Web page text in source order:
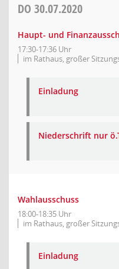
DO 30.07.2020
Haupt- und
17:30-17:36 Uhr
im Rathaus, großer
Einladung
Niederschrift nur
Wahlausschuss
18:00-18:35 Uhr
im Rathaus, großer
Einladung